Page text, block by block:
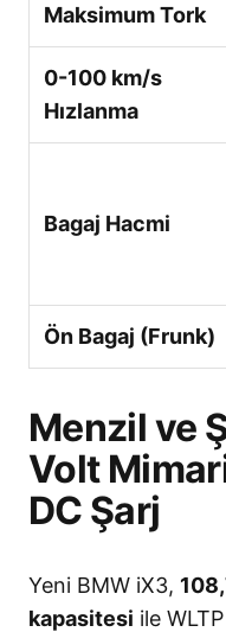
Maksimum Tork
0-100 km/s
Hızlanma
Bagaj Hacmi
Ön Bagaj (Frunk)
Menzil ve
Volt
DC Şarj
Yeni BMW iX3,
kapasitesi ile